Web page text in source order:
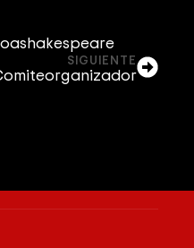
SIGUIENTE